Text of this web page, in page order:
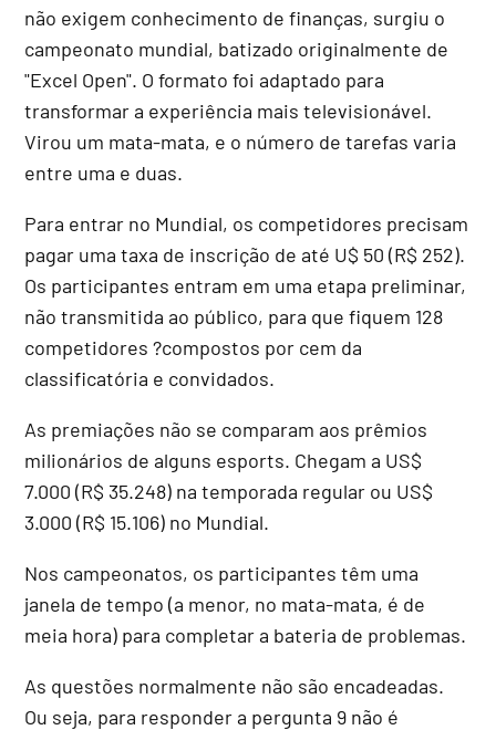
não exigem conhecimento de finanças, surgiu o
campeonato mundial, batizado originalmente de
"Excel Open". O formato foi adaptado para
transformar a experiência mais televisionável.
Virou um mata-mata, e o número de tarefas varia
entre uma e duas.
Para entrar no Mundial, os competidores precisam
pagar uma taxa de inscrição de até U$ 50 (R$ 252).
Os participantes entram em uma etapa preliminar,
não transmitida ao público, para que fiquem 128
competidores ?compostos por cem da
classificatória e convidados.
As premiações não se comparam aos prêmios
milionários de alguns esports. Chegam a US$
7.000 (R$ 35.248) na temporada regular ou US$
3.000 (R$ 15.106) no Mundial.
Nos campeonatos, os participantes têm uma
janela de tempo (a menor, no mata-mata, é de
meia hora) para completar a bateria de problemas.
As questões normalmente não são encadeadas.
Ou seja, para responder a pergunta 9 não é